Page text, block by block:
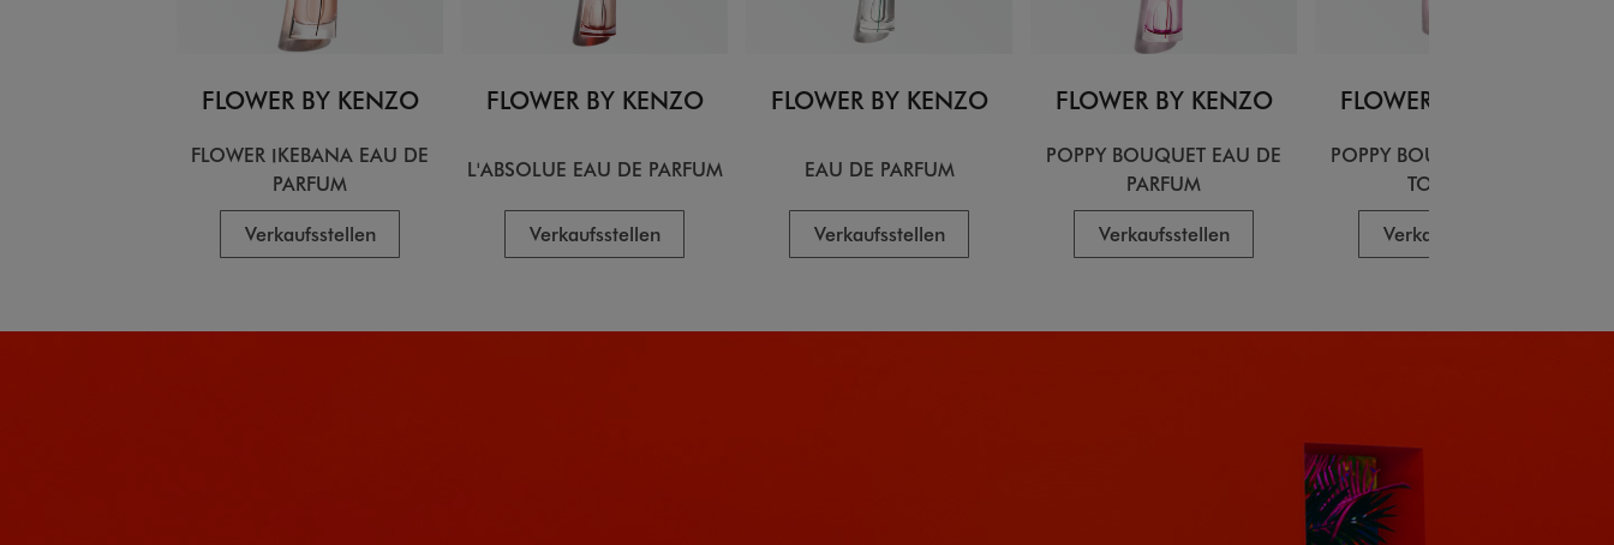
FLOWER BY KENZO
FLOWER IKEBANA EAU DE
PARFUM
Verkaufsstellen
FLOWER BY KENZO
L'ABSOLUE EAU DE PARFUM
Verkaufsstellen
FLOWER BY KENZO
EAU DE PARFUM
Verkaufsstellen
FLOWER BY KENZO
POPPY BOUQUET EAU DE
PARFUM
Verkaufsstellen
FLOWER BY KENZO
POPPY BOUQUET EAU DE
TOILETTE
Verkaufsstellen